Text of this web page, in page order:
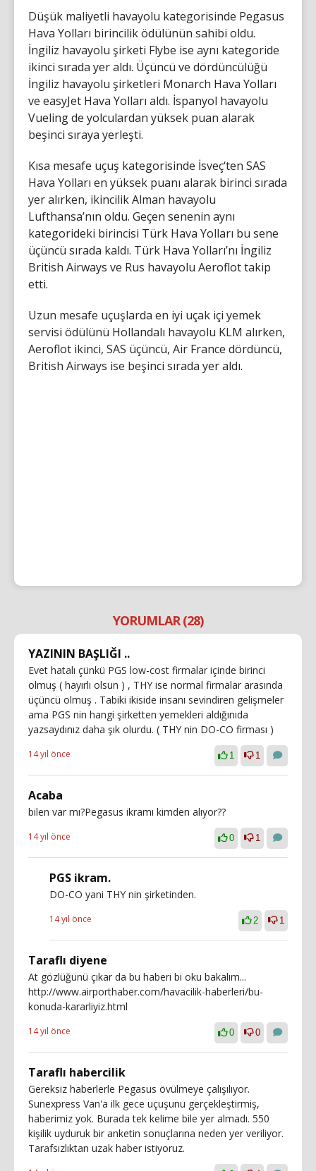
Düşük maliyetli havayolu kategorisinde Pegasus
Hava Yolları birincilik ödülünün sahibi oldu.
İngiliz havayolu şirketi Flybe ise aynı kategoride
ikinci sırada yer aldı. Üçüncü ve dördüncülüğü
İngiliz havayolu şirketleri Monarch Hava Yolları
ve easyJet Hava Yolları aldı. İspanyol havayolu
Vueling de yolculardan yüksek puan alarak
beşinci sıraya yerleşti.
Kısa mesafe uçuş kategorisinde İsveç‘ten SAS
Hava Yolları en yüksek puanı alarak birinci sırada
yer alırken, ikincilik Alman havayolu
Lufthansa’nın oldu. Geçen senenin aynı
kategorideki birincisi Türk Hava Yolları bu sene
üçüncü sırada kaldı. Türk Hava Yolları’nı İngiliz
British Airways ve Rus havayolu Aeroflot takip
etti.
Uzun mesafe uçuşlarda en iyi uçak içi yemek
servisi ödülünü Hollandalı havayolu KLM alırken,
Aeroflot ikinci, SAS üçüncü, Air France dördüncü,
British Airways ise beşinci sırada yer aldı.
YORUMLAR (28)
YAZININ BAŞLIĞI ..
Evet hatalı çünkü PGS low-cost firmalar içinde birinci
olmuş ( hayırlı olsun ) , THY ise normal firmalar arasında
üçüncü olmuş . Tabiki ikiside insanı sevindiren gelişmeler
ama PGS nin hangi şirketten yemekleri aldığınıda
yazsaydınız daha şık olurdu. ( THY nin DO-CO firması )
14 yıl önce 1 1
Acaba
bilen var mı?Pegasus ikramı kimden alıyor??
14 yıl önce 0 1
PGS ikram.
DO-CO yani THY nin şirketinden.
14 yıl önce 2 1
Taraflı diyene
At gözlüğünü çıkar da bu haberi bi oku bakalım...
http://www.airporthaber.com/havacilik-haberleri/bu-
konuda-kararliyiz.html
14 yıl önce 0 0
Taraflı habercilik
Gereksiz haberlerle Pegasus övülmeye çalışılıyor.
Sunexpress Van'a ilk gece uçuşunu gerçekleştirmiş,
haberimiz yok. Burada tek kelime bile yer almadı. 550
kişilik uyduruk bir anketin sonuçlarına neden yer veriliyor.
Tarafsızlıktan uzak haber istiyoruz.